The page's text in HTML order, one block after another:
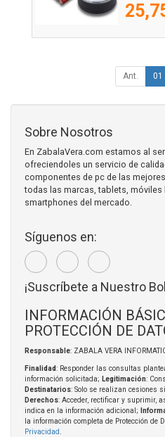
Ant. 01
Sobre Nosotros
En ZabalaVera.com estamos al
ofreciendoles un servicio de
componentes de pc de las
todas las marcas, tablets,
smartphones del mercado.
Síguenos en:
¡Suscríbete a Nuestro
INFORMACIÓN
PROTECCIÓN DE
Responsable: ZABALA VERA
Finalidad: Responder las consultas
información solicitada; Legitimación:
Destinatarios: Solo se realizan cesiones
Derechos: Acceder, rectificar y suprimir,
indica en la información adicional;
la información completa de Protección de
Privacidad